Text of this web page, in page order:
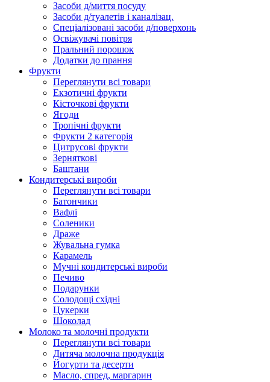
Засоби д/миття посуду
Засоби д/туалетів і каналізац.
Спеціалізовані засоби д/поверхонь
Освіжувачі повітря
Пральний порошок
Додатки до прання
Фрукти
Переглянути всі товари
Екзoтичні фрукти
Кісточкові фрукти
Ягоди
Тропічні фрукти
Фрукти 2 категорія
Цитрусові фрукти
Зерняткові
Баштани
Кондитерські вироби
Переглянути всі товари
Батончики
Вафлі
Соленики
Драже
Жувальнa гумка
Карамель
Мучні кондитерські вироби
Печиво
Подарунки
Солодощі східні
Цукерки
Шоколад
Молоко та молочні продукти
Переглянути всі товари
Дитяча молочна продукція
Йогурти та десерти
Масло, спред, маргарин